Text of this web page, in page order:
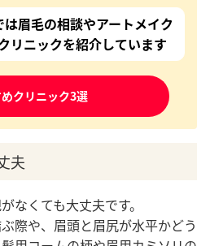
は眉毛の相談やアートメイク
リニックを紹介しています
クリニック3選
夫
なくても大丈夫です。
際や、眉頭と眉尻が水平かどう